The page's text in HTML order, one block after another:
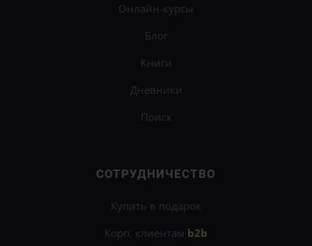
Онлайн-курсы
Блог
Книги
Дневники
Поиск
СОТРУДНИЧЕСТВО
Купить в подарок
Корп. клиентам b2b